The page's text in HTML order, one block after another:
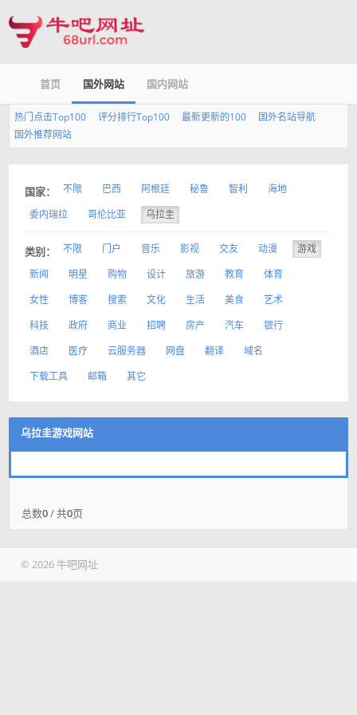
首页 国外网站 国内网站
热门点击Top100 评分排行Top100 最新更新的100
国外名站导航
国外推荐网站
国家： 不限 巴西 阿根廷 秘鲁 智利
海地
委内瑞拉
哥伦比亚 乌拉圭
类别： 不限 门户 音乐 影视 交友 动漫
游戏
新闻
明星 购物 设计 旅游 教育
体育
女性
博客 搜索 文化 生活 美食
艺术
科技
政府 商业 招聘 房产 汽车
银行
酒店
医疗 云服务器 网盘 翻译
域名
下载工具
邮箱 其它
乌拉圭游戏网站
总数0/ 共0页
© 2026 牛吧网址